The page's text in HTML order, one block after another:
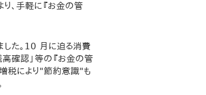
、手軽に『お金の管
した。10 月に迫る消費
確認」等の『お金の管
税により"節約意識"も